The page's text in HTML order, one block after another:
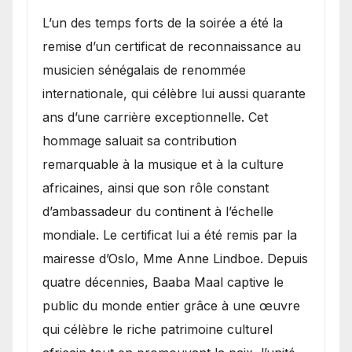
​L’un des temps forts de la soirée a été la
remise d’un certificat de reconnaissance au
musicien sénégalais de renommée
internationale, qui célèbre lui aussi quarante
ans d’une carrière exceptionnelle. Cet
hommage saluait sa contribution
remarquable à la musique et à la culture
africaines, ainsi que son rôle constant
d’ambassadeur du continent à l’échelle
mondiale. Le certificat lui a été remis par la
mairesse d’Oslo, Mme Anne Lindboe. Depuis
quatre décennies, Baaba Maal captive le
public du monde entier grâce à une œuvre
qui célèbre le riche patrimoine culturel